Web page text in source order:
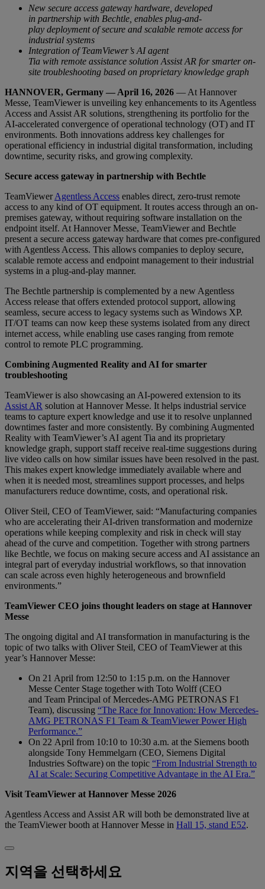
New secure access gateway hardware, developed
in partnership with Bechtle, enables plug-and-
play deployment of secure and scalable remote access for
industrial systems
Integration of TeamViewer’s AI agent
Tia with remote assistance solution Assist AR for smarter on-
site troubleshooting based on proprietary knowledge graph
HANNOVER, Germany — April 16, 2026 — At Hannover
Messe, TeamViewer is unveiling key enhancements to its Agentless
Access and Assist AR solutions, strengthening its portfolio for the
AI-accelerated convergence of operational technology (OT) and IT
environments. Both innovations address key challenges for
operational efficiency in industrial digital transformation, including
downtime, security risks, and growing complexity.
Secure access gateway in partnership with Bechtle
TeamViewerAgentless Access enables direct, zero-trust remote
access to any kind of OT equipment. It routes access through an on-
premises gateway, without requiring software installation on the
endpoint itself. At Hannover Messe, TeamViewer and Bechtle
present a secure access gateway hardware that comes pre-configured
with Agentless Access. This allows companies to deploy secure,
scalable remote access and endpoint management to their industrial
systems in a plug-and-play manner.
The Bechtle partnership is complemented by a new Agentless
Access release that offers extended protocol support, allowing
seamless, secure access to legacy systems such as Windows XP.
IT/OT teams can now keep these systems isolated from any direct
internet access, while enabling use cases ranging from remote
control to remote PLC programming.
Combining Augmented Reality and AI for smarter
troubleshooting
TeamViewer is also showcasing an AI-powered extension to its
Assist AR solution at Hannover Messe. It helps industrial service
teams to capture expert knowledge and use it to resolve unplanned
downtimes faster and more consistently. By combining Augmented
Reality with TeamViewer’s AI agent Tia and its proprietary
knowledge graph, support staff receive real-time suggestions during
live video calls on how similar issues have been resolved in the past.
This makes expert knowledge immediately available where and
when it is needed most, streamlines support processes, and helps
manufacturers reduce downtime, costs, and operational risk.
Oliver Steil, CEO of TeamViewer, said: “Manufacturing companies
who are accelerating their AI-driven transformation and modernize
operations while keeping complexity and risk in check will stay
ahead of the curve and competition. Together with strong partners
like Bechtle, we focus on making secure access and AI assistance an
integral part of everyday industrial workflows, so that innovation
can scale across even highly heterogeneous and brownfield
environments.”
TeamViewer CEO joins thought leaders on stage at Hannover
Messe
The ongoing digital and AI transformation in manufacturing is the
topic of two talks with Oliver Steil, CEO of TeamViewer at this
year’s Hannover Messe:
On 21 April from 12:50 to 1:15 p.m. on the Hannover
Messe Center Stage together with Toto Wolff (CEO
and Team Principal of Mercedes-AMG PETRONAS F1
Team), discussing “The Race for Innovation: How Mercedes-
AMG PETRONAS F1 Team & TeamViewer Power High
Performance.”
On 22 April from 10:10 to 10:30 a.m. at the Siemens booth
alongside Tony Hemmelgarn (CEO, Siemens Digital
Industries Software) on the topic “From Industrial Strength to
AI at Scale: Securing Competitive Advantage in the AI Era.”
Visit TeamViewer at Hannover Messe 2026
Agentless Access and Assist AR will both be demonstrated live at
the TeamViewer booth at Hannover Messe in Hall 15, stand E52.
지역을 선택하세요